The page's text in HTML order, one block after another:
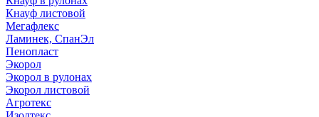
Кнауф листовой
Мегафлекс
Ламинек, СпанЭл
Пенопласт
Экорол
Экорол в рулонах
Экорол листовой
Агротекс